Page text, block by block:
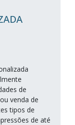
de
venda de
tipos de
de até